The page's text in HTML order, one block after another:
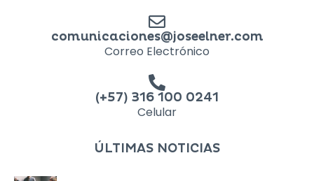
comunicaciones@joseelner.com
Correo Electrónico
(+57) 316 100 0241
Celular
ÚLTIMAS NOTICIAS